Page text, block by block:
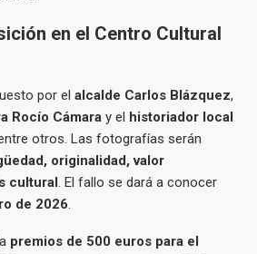
en el Centro Cultural
por el alcalde Carlos Blázquez,
Rocío Cámara y el
historiador local
otros. Las fotografías serán
originalidad, valor
cultural . El fallo se dará a conocer
de 2026.
premios de 500 euros para el